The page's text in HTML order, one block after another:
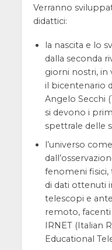
Verranno
didattici:
la nascita e lo
dalla seconda
giorni nostri, in
il bicentenario
Angelo Secchi
si devono i
spettrale delle
l’universo
fenomeni fisici,
di dati ottenuti
telescopi e
remoto,
IRNET (Italian
Educational